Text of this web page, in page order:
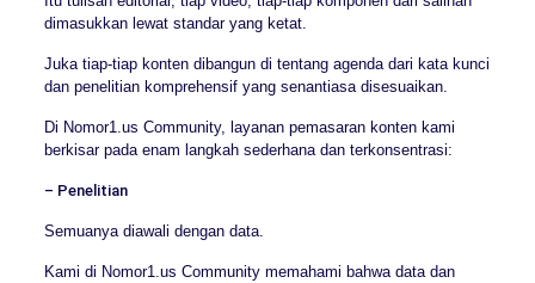
dimasukkan lewat standar yang ketat.
Juka tiap-tiap konten dibangun di tentang agenda dari kata kunci
dan penelitian komprehensif yang senantiasa disesuaikan.
Di Nomor1.us Community, layanan pemasaran konten kami
berkisar pada enam langkah sederhana dan terkonsentrasi:
– Penelitian
Semuanya diawali dengan data.
Kami di Nomor1.us Community memahami bahwa data dan